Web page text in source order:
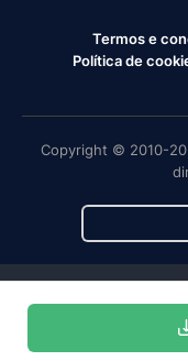
Termos e
Política de
Copyright © 2010-